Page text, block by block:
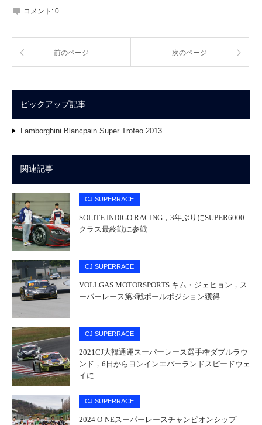
コメント: 0
前のページ 次のページ
ピックアップ記事
Lamborghini Blancpain Super Trofeo 2013
関連記事
CJ SUPERRACE
SOLITE INDIGO RACING，3年ぶりにSUPER6000
クラス最終戦に参戦
CJ SUPERRACE
VOLLGAS MOTORSPORTS キム・ジェヒョン，ス
ーパーレース第3戦ポールポジション獲得
CJ SUPERRACE
2021CJ大韓通運スーパーレース選手権ダブルラウ
ンド，6日からヨンインエバーランドスピードウェ
イに…
CJ SUPERRACE
2024 O-NEスーパーレースチャンピオンシップ